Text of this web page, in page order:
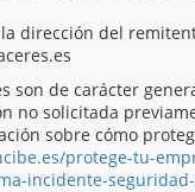
dirección del
son de carácter
no solicitada
sobre cómo
protege-tu-
incidente-